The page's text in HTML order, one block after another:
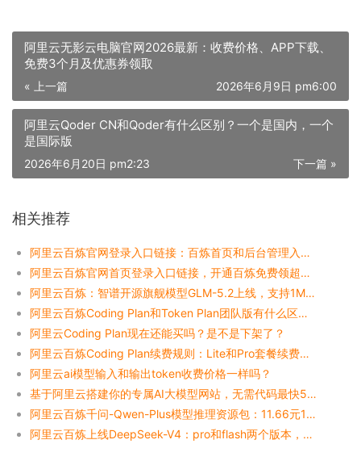
阿里云无影云电脑官网2026最新：收费价格、APP下载、
免费3个月及优惠券领取
« 上一篇 2026年6月9日 pm6:00
阿里云Qoder CN和Qoder有什么区别？一个是国内，一个
是国际版
下一篇 »
2026年6月20日 pm2:23
相关推荐
阿里云百炼官网登录入口链接：百炼首页和后台管理入口整理
阿里云百炼官网首页登录入口链接，开通百炼免费领超5000万Tokens额度
阿里云百炼：智谱开源旗舰模型GLM-5.2上线，支持1M无损超长上下文
阿里云百炼Coding Plan和Token Plan团队版有什么区别？一张表看懂
阿里云Coding Plan现在还能买吗？是不是下架了？
阿里云百炼Coding Plan续费规则：Lite和Pro套餐续费必看说明
阿里云ai模型输入和输出token收费价格一样吗？
基于阿里云搭建你的专属AI大模型网站，无需代码最快5分钟
阿里云百炼千问-Qwen-Plus模型推理资源包：11.66元12000千tokens
阿里云百炼上线DeepSeek-V4：pro和flash两个版本，百万Tokens输入优惠价格1元